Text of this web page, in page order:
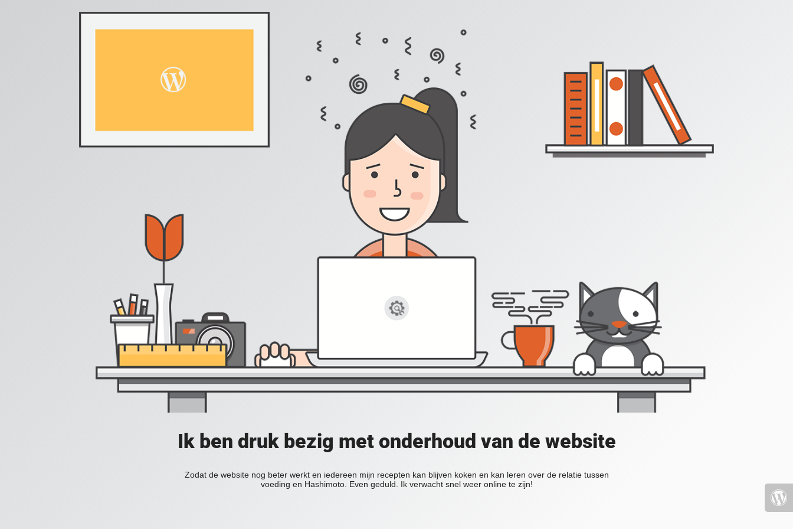
Ik ben druk bezig met onderhoud van de website
Zodat de website nog beter werkt en iedereen mijn recepten kan blijven koken en kan leren over de relatie tussen
voeding en Hashimoto. Even geduld. Ik verwacht snel weer online te zijn!